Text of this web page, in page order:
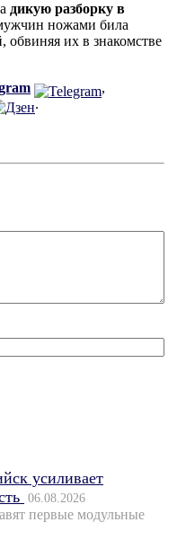
дикую разборку в
ножами била
обвиняя их в знакомстве
,
.
усиливает
06.08.2026
первые модульные